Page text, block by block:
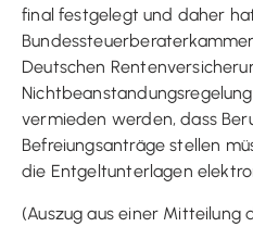
final festgelegt und daher
Deutschen
vermieden werden, dass
Befreiungsanträge stellen
die Entgeltunterlagen
(Auszug aus einer